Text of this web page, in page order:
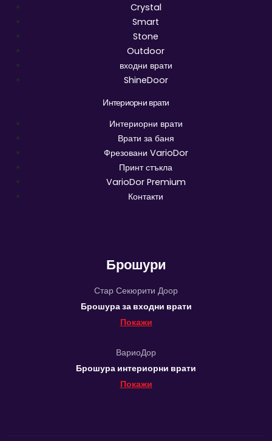
Crystal
Smart
Stone
Outdoor
входни врати
ShineDoor
Интериорни врати
Интериорни врати
Врати за баня
Фрезовани VarioDor
Принт стъкла
VarioDor Premium
Контакти
Брошури
Стар Секюрити Доор
Брошура за входни врати
Покажи
ВариоДор
Брошура интериорни врати
Покажи